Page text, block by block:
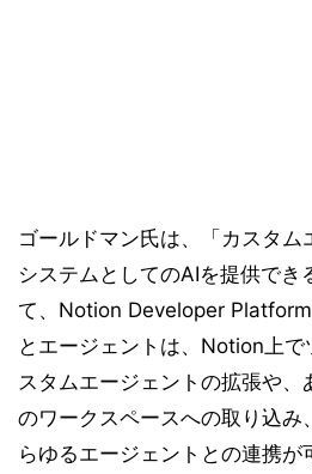
ゴールドマン氏は、「カスタム
システムとしてのAIを提供でき
て、Notion Developer
とエージェントは、Notion上で
スタムエージェントの拡張や、
のワークスペースへの取り込み
らゆるエージェントとの連携が